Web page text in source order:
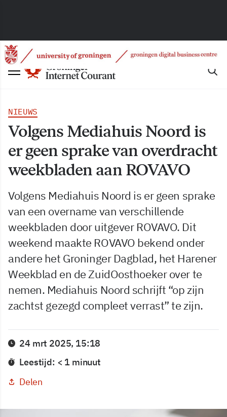
NIEUWS
Volgens Mediahuis Noord is
er geen sprake van overdracht
weekbladen aan ROVAVO
Volgens Mediahuis Noord is er geen sprake
van een overname van verschillende
weekbladen door uitgever ROVAVO. Dit
weekend maakte ROVAVO bekend onder
andere het Groninger Dagblad, het Harener
Weekblad en de ZuidOosthoeker over te
nemen. Mediahuis Noord schrijft “op zijn
zachtst gezegd compleet verrast” te zijn.
24 mrt 2025, 15:18
Leestijd: < 1 minuut
Delen